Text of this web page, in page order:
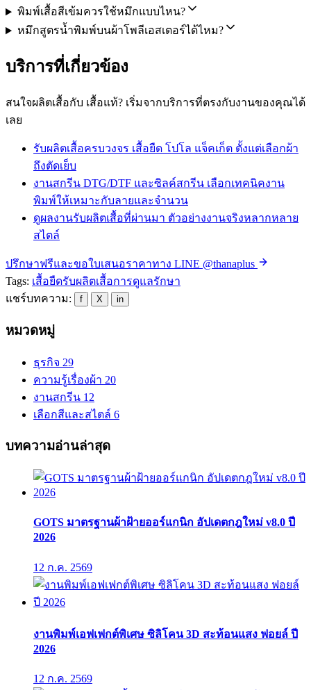
พิมพ์เสื้อสีเข้มควรใช้หมึกแบบไหน?
หมึกสูตรน้ำพิมพ์บนผ้าโพลีเอสเตอร์ได้ไหม?
บริการที่เกี่ยวข้อง
สนใจผลิตเสื้อกับ เสื้อแท้? เริ่มจากบริการที่ตรงกับงานของคุณได้
เลย
รับผลิตเสื้อครบวงจร เสื้อยืด โปโล แจ็คเก็ต ตั้งแต่เลือกผ้า
ถึงตัดเย็บ
งานสกรีน DTG/DTF และซิลค์สกรีน เลือกเทคนิคงาน
พิมพ์ให้เหมาะกับลายและจำนวน
ดูผลงานรับผลิตเสื้อที่ผ่านมา ตัวอย่างงานจริงหลากหลาย
สไตล์
ปรึกษาฟรีและขอใบเสนอราคาทาง LINE @thanaplus
Tags: เสื้อยืดรับผลิตเสื้อการดูแลรักษา
แชร์บทความ:
f X in
หมวดหมู่
ธุรกิจ 29
ความรู้เรื่องผ้า 20
งานสกรีน 12
เลือกสีและสไตล์ 6
บทความอ่านล่าสุด
GOTS มาตรฐานผ้าฝ้ายออร์แกนิก อัปเดตกฎใหม่ v8.0 ปี
2026
12 ก.ค. 2569
งานพิมพ์เอฟเฟกต์พิเศษ ซิลิโคน 3D สะท้อนแสง ฟอยล์ ปี
2026
12 ก.ค. 2569